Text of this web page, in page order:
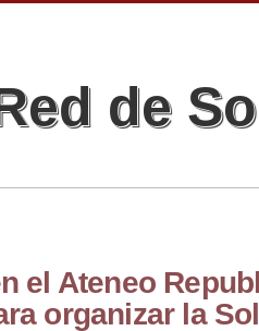
de
el Ateneo
organizar la